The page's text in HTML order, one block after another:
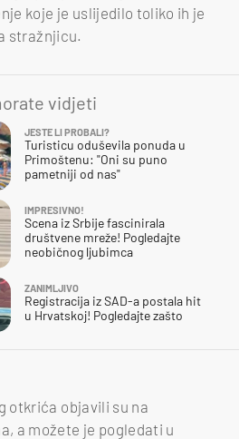
koje je uslijedilo toliko ih je
stražnjicu.
vidjeti
JESTE LI PROBALI?
Turisticu oduševila ponuda u
Primoštenu: "Oni su puno
pametniji od nas"
IMPRESIVNO!
Scena iz Srbije fascinirala
društvene mreže! Pogledajte
neobičnog ljubimca
ZANIMLJIVO
Registracija iz SAD-a postala hit
u Hrvatskoj! Pogledajte zašto
otkrića objavili su na
a možete je pogledati u